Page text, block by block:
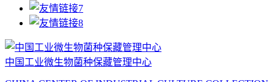
中国工业微生物菌种保藏管理中心